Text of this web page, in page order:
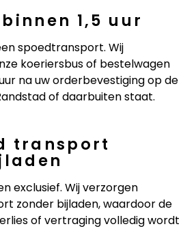
1,5 uur
spoedtransport. Wij
koeriersbus of bestelwagen
na uw orderbevestiging op de
of daarbuiten staat.
transport
exclusief. Wij verzorgen
zonder bijladen, waardoor de
of vertraging volledig wordt